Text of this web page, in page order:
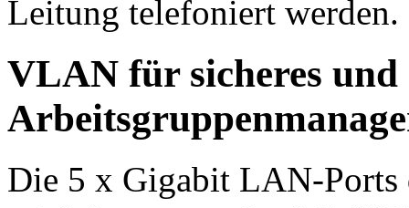
Leitung telefoniert werden.
VLAN für sicheres und
Die 5 x Gigabit LAN-Ports